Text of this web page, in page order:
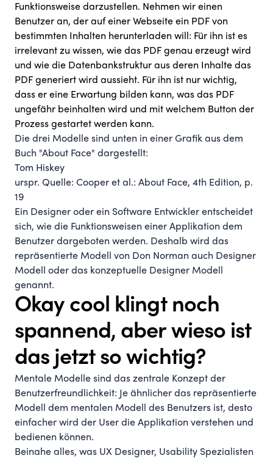
Funktionsweise darzustellen. Nehmen wir einen
Benutzer an, der auf einer Webseite ein PDF von
bestimmten Inhalten herunterladen will: Für ihn ist es
irrelevant zu wissen, wie das PDF genau erzeugt wird
und wie die Datenbankstruktur aus deren Inhalte das
PDF generiert wird aussieht. Für ihn ist nur wichtig,
dass er eine Erwartung bilden kann, was das PDF
ungefähr beinhalten wird und mit welchem Button der
Prozess gestartet werden kann.
Die drei Modelle sind unten in einer Grafik aus dem
Buch "About Face" dargestellt:
Tom Hiskey
urspr. Quelle: Cooper et al.: About Face, 4th Edition, p.
19
Ein Designer oder ein Software Entwickler entscheidet
sich, wie die Funktionsweisen einer Applikation dem
Benutzer dargeboten werden. Deshalb wird das
repräsentierte Modell von Don Norman auch Designer
Modell oder das konzeptuelle Designer Modell
genannt.
Okay cool klingt noch
spannend, aber wieso ist
das jetzt so wichtig?
Mentale Modelle sind das zentrale Konzept der
Benutzerfreundlichkeit: Je ähnlicher das repräsentierte
Modell dem mentalen Modell des Benutzers ist, desto
einfacher wird der User die Applikation verstehen und
bedienen können.
Beinahe alles, was UX Designer, Usability Spezialisten